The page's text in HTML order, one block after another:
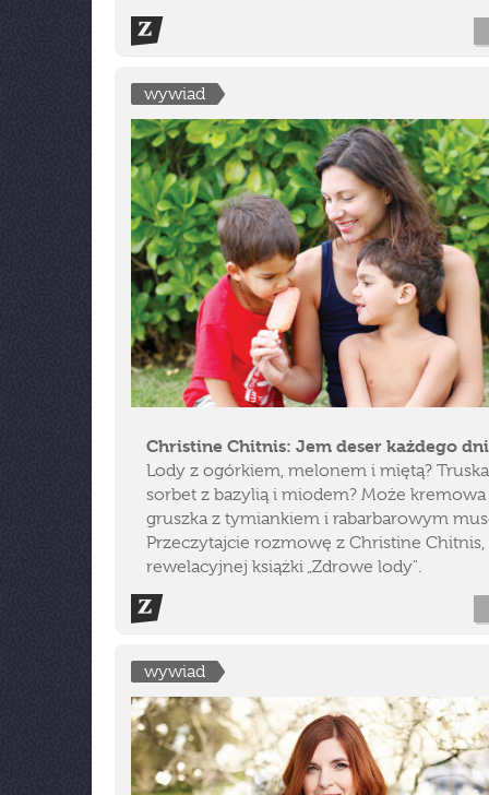
wywiad
Christine Chitnis: Jem deser każdego
Lody z ogórkiem, melonem i miętą?
sorbet z bazylią i miodem? Może kremowa
gruszka z tymiankiem i rabarbarowym
Przeczytajcie rozmowę z Christine Chitnis,
rewelacyjnej książki „Zdrowe lody".
wywiad